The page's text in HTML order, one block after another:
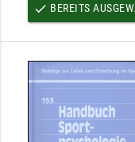
done BEREITS